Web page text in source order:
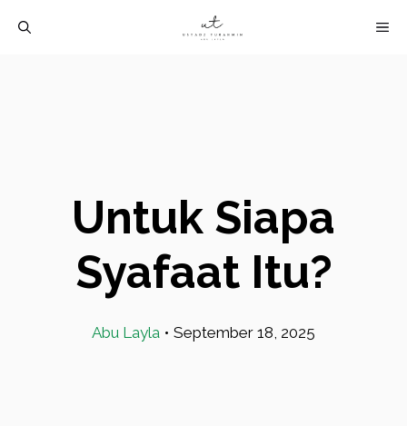
Untuk Siapa
Syafaat Itu?
Abu Layla • September 18, 2025